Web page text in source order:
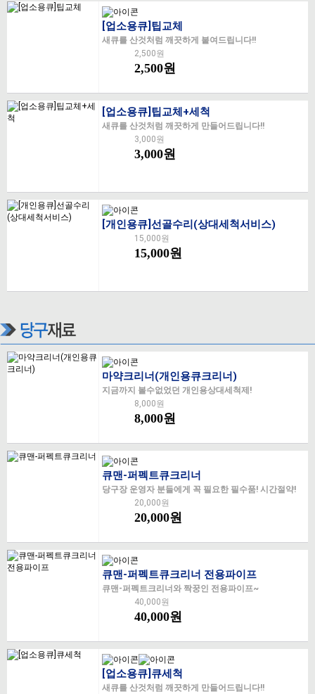
[업소용큐]팁교체
새큐를 산것처럼 깨끗하게 붙여드립니다!!
2,500원
2,500원
[업소용큐]팁교체+세척
새큐를 산것처럼 깨끗하게 만들어드립니다!!
3,000원
3,000원
[개인용큐]선골수리(상대세척서비스)
15,000원
15,000원
마약크리너(개인용큐크리너)
지금까지 볼수없었던 개인용상대세척제!
8,000원
8,000원
큐맨-퍼펙트큐크리너
당구장 운영자 분들에게 꼭 필요한 필수품! 시간절약!
20,000원
20,000원
큐맨-퍼펙트큐크리너 전용파이프
큐맨-퍼펙트크리너와 짝꿍인 전용파이프~
40,000원
40,000원
[업소용큐]큐세척
새큐를 산것처럼 깨끗하게 만들어드립니다!!